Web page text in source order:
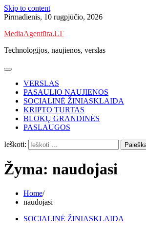
Skip to content
Pirmadienis, 10 rugpjūčio, 2026
MediaAgentūra.LT
Technologijos, naujienos, verslas
VERSLAS
PASAULIO NAUJIENOS
SOCIALINĖ ŽINIASKLAIDA
KRIPTO TURTAS
BLOKŲ GRANDINĖS
PASLAUGOS
Ieškoti:
Žyma: naudojasi
Home
naudojasi
SOCIALINĖ ŽINIASKLAIDA